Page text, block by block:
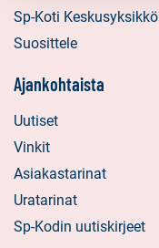
Sp-Koti Keskusyksikkö
Suosittele
Ajankohtaista
Uutiset
Vinkit
Asiakastarinat
Uratarinat
Sp-Kodin uutiskirjeet